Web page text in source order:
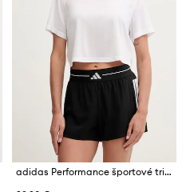
adidas Performance športové tričko dámske s viskózou WORKOUT ESSENTIALS